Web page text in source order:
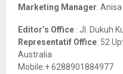
Marketing Manager:
Editor’s Office : Jl. Dukuh
Representatif Office: 52
Australia
Mobile:+ 6288901884977